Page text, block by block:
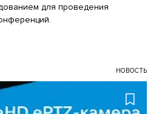
для проведения
НОВОСТЬ